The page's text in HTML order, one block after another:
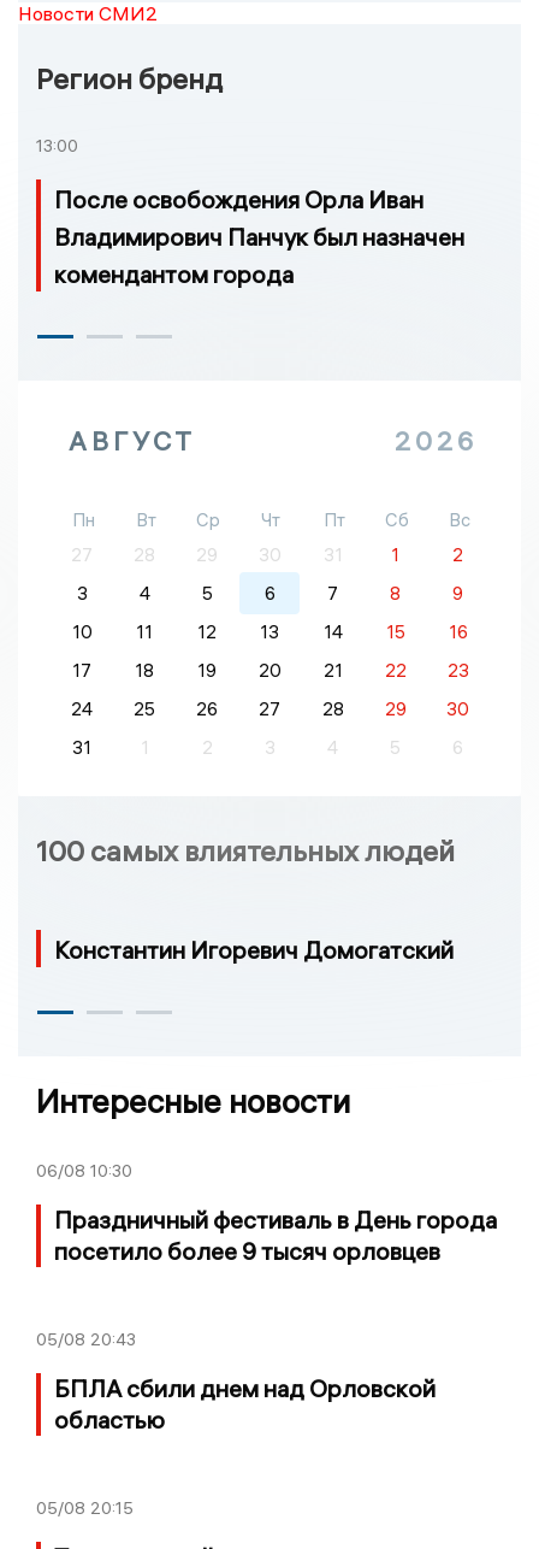
Новости СМИ2
Регион бренд
13:00
После освобождения Орла Иван
Владимирович Панчук был назначен
комендантом города
АВГУСТ 2026
Пн Вт Ср Чт Пт Сб
Вс
27
28 29 30 31 1
2
3
4 5 6 7 8
9
10
11 12 13 14 15
16
17
18 19 20 21 22
23
24
25 26 27 28 29
30
31
1 2 3 4 5 6
100 самых влиятельных людей
Константин Игоревич Домогатский
Интересные новости
06/08 10:30
Праздничный фестиваль в День города
посетило более 9 тысяч орловцев
05/08 20:43
БПЛА сбили днем над Орловской
областью
05/08 20:15